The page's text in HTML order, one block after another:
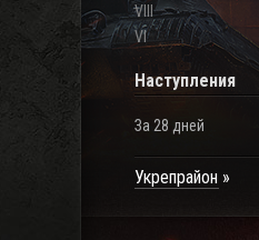
VIII
VI
Наступления
За 28 дней
Укрепрайон